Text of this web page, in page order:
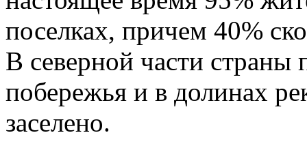
поселках, причем 40%
В северной части страны
побережья и в долинах
заселено.